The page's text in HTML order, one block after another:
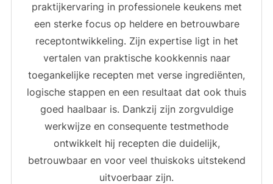
praktijkervaring in professionele keukens met
een sterke focus op heldere en betrouwbare
receptontwikkeling. Zijn expertise ligt in het
vertalen van praktische kookkennis naar
toegankelijke recepten met verse ingrediënten,
logische stappen en een resultaat dat ook thuis
goed haalbaar is. Dankzij zijn zorgvuldige
werkwijze en consequente testmethode
ontwikkelt hij recepten die duidelijk,
betrouwbaar en voor veel thuiskoks uitstekend
uitvoerbaar zijn.